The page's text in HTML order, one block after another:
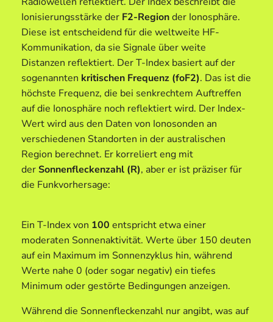
Ionisierungsstärke der F2-Regionder Ionosphäre.
Diese ist entscheidend für die weltweite HF-
Kommunikation, da sie Signale über weite
Distanzen reflektiert. Der T-Index basiert auf der
sogenannten kritischen Frequenz (foF2). Das ist die
höchste Frequenz, die bei senkrechtem Auftreffen
auf die Ionosphäre noch reflektiert wird. Der Index-
Wert wird aus den Daten von Ionosonden an
verschiedenen Standorten in der australischen
Region berechnet. Er korreliert eng mit
derSonnenfleckenzahl (R), aber er ist präziser für
die Funkvorhersage:
Ein T-Index von 100 entspricht etwa einer
moderaten Sonnenaktivität. Werte über 150 deuten
auf ein Maximum im Sonnenzyklus hin, während
Werte nahe 0 (oder sogar negativ) ein tiefes
Minimum oder gestörte Bedingungen anzeigen.
Während die Sonnenfleckenzahl nur angibt, was auf